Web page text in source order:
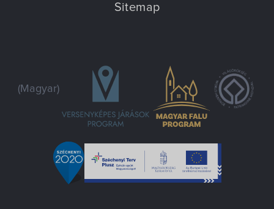
Sitemap
(Magyar)